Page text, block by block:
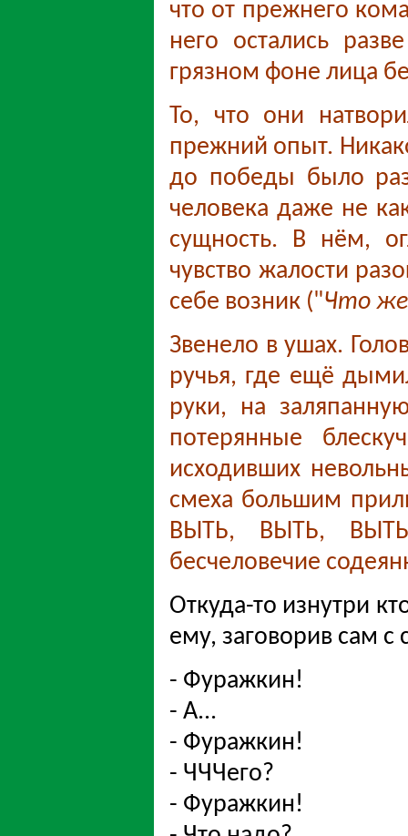
что от прежнего
него остались
грязном фоне лица
То, что они
прежний опыт.
до победы было
человека даже не
сущность. В нём,
чувство жалости
себе возник ("Что же
Звенело в ушах.
ручья, где ещё
руки, на
потерянные
исходивших
смеха большим
ВЫТЬ, ВЫТЬ,
бесчеловечие
Откуда-то изнутри
ему, заговорив сам с
- Фуражкин!
- А...
- Фуражкин!
- ЧЧЧего?
- Фуражкин!